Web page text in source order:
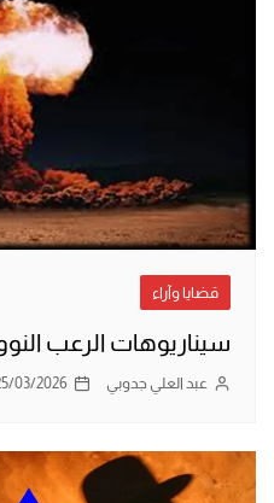
قضايا وآراء
سيناريوهات الرعب
عبد العلي جدوبي 03/2026